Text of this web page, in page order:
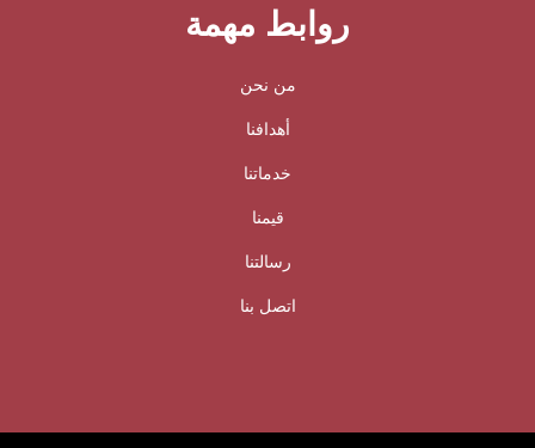
روابط مهمة
من نحن
أهدافنا
خدماتنا
قيمنا
رسالتنا
اتصل بنا